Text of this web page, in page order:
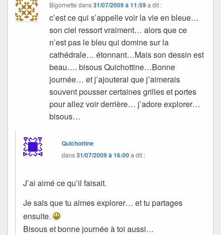
Bigornette dans31/07/2009 à 11:59 a dit :
c’est ce qui s’appelle voir la vie en bleue…
son ciel ressort vraiment… alors que ce
n’est pas le bleu qui domine sur la
cathédrale… étonnant…Mais son dessin est
beau…. bisous Quichottine…Bonne
journée… et j’ajouterai que j’aimerais
souvent pousser certaines grilles et portes
pour allez voir derrière… j’adore explorer…
bisous…
Quichottine
dans31/07/2009 à 16:00a dit :
J’ai aimé ce qu’il faisait.
Je sais que tu aimes explorer… et tu partages
ensuite.
Bisous et bonne journée à toi aussi…